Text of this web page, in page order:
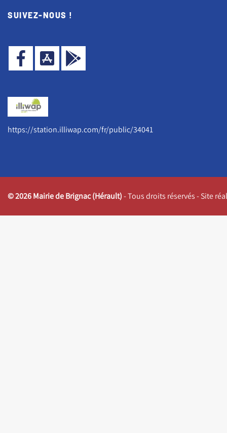
SUIVEZ-NOUS !
https://station.illiwap.com/fr/public/34041
© 2026 Mairie de Brignac (Hérault)- Tous droits réservés - Site